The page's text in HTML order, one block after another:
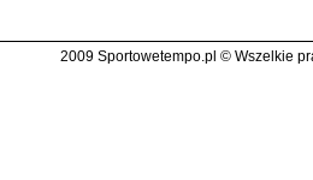
2009 Sportowetempo.pl © Wszelkie